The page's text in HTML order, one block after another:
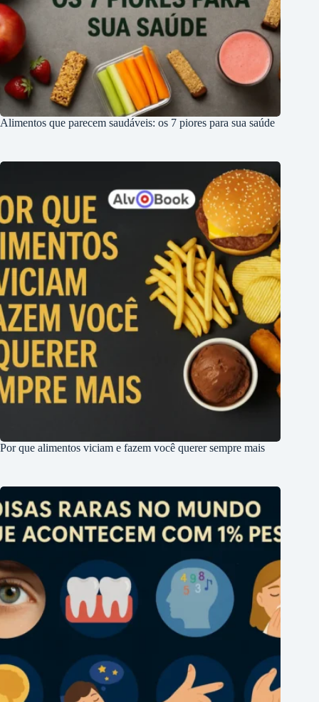
Alimentos que parecem saudáveis: os 7 piores para sua saúde
Por que alimentos viciam e fazem você querer sempre mais